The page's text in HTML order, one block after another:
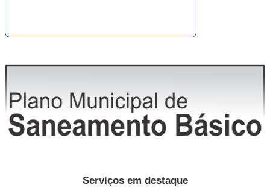
Serviços em destaque